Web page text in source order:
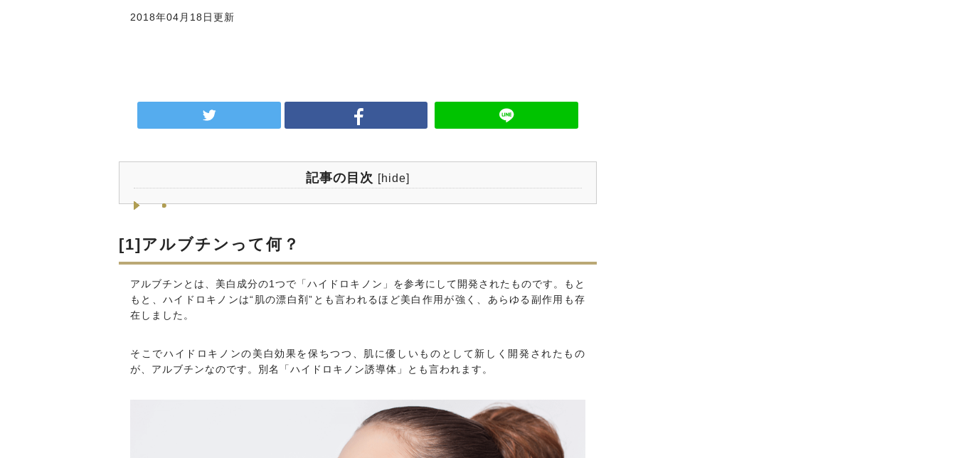
2018年04月18日更新
記事の目次 [hide]
[1]アルブチンって何？
アルブチンとは、美白成分の1つで「ハイドロキノン」を参考にして開発されたものです。もと
もと、ハイドロキノンは“肌の漂白剤”とも言われるほど美白作用が強く、あらゆる副作用も存
在しました。
そこでハイドロキノンの美白効果を保ちつつ、肌に優しいものとして新しく開発されたもの
が、アルブチンなのです。別名「ハイドロキノン誘導体」とも言われます。